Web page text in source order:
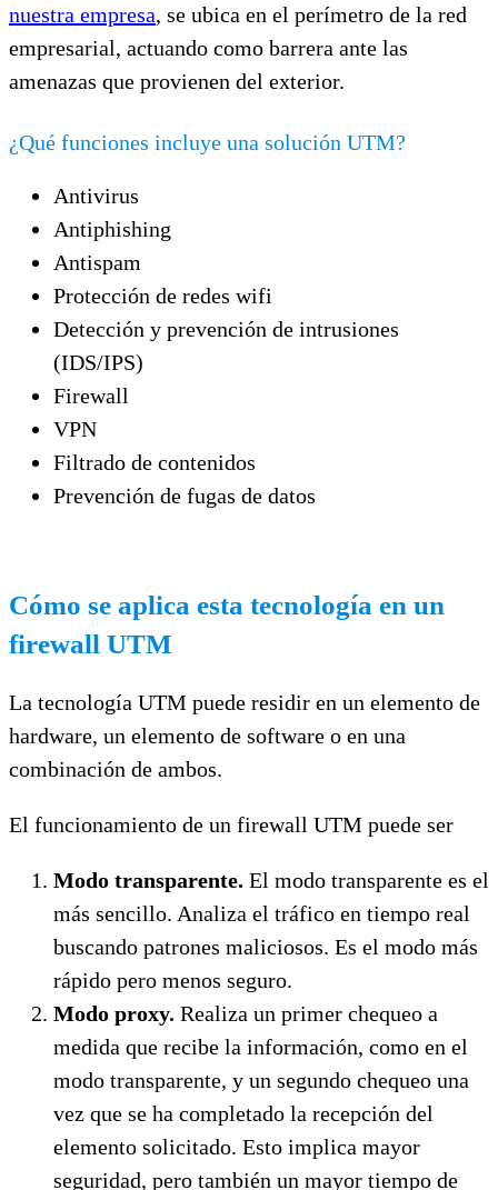
nuestra empresa, se ubica en el perímetro de la red
empresarial, actuando como barrera ante las
amenazas que provienen del exterior.
¿Qué funciones incluye una solución UTM?
Antivirus
Antiphishing
Antispam
Protección de redes wifi
Detección y prevención de intrusiones
(IDS/IPS)
Firewall
VPN
Filtrado de contenidos
Prevención de fugas de datos
Cómo se aplica esta tecnología en un
firewall UTM
La tecnología UTM puede residir en un elemento de
hardware, un elemento de software o en una
combinación de ambos.
El funcionamiento de un firewall UTM puede ser
Modo transparente. El modo transparente es el
más sencillo. Analiza el tráfico en tiempo real
buscando patrones maliciosos. Es el modo más
rápido pero menos seguro.
Modo proxy. Realiza un primer chequeo a
medida que recibe la información, como en el
modo transparente, y un segundo chequeo una
vez que se ha completado la recepción del
elemento solicitado. Esto implica mayor
seguridad, pero también un mayor tiempo de